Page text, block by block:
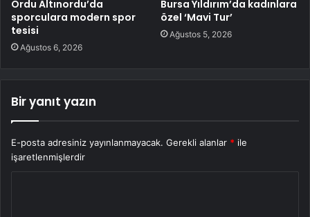
Ordu Altınordu’da
sporculara modern spor
tesisi
Ağustos 6, 2026
Bursa Yıldırım’da kadınlara
özel ‘Mavi Tur’
Ağustos 5, 2026
Bir yanıt yazın
E-posta adresiniz yayınlanmayacak. Gerekli alanlar * ile
işaretlenmişlerdir